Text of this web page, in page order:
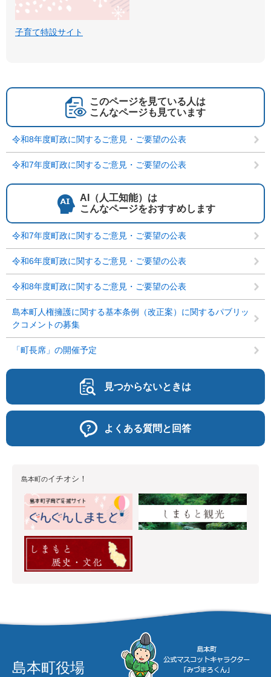
子育て特設サイト
このページを見ている人は
こんなページも見ています
令和8年度町政に関するご意見・ご要望の公表
令和7年度町政に関するご意見・ご要望の公表
AI（人工知能）は
こんなページをおすすめします
令和7年度町政に関するご意見・ご要望の公表
令和6年度町政に関するご意見・ご要望の公表
令和8年度町政に関するご意見・ご要望の公表
島本町人権擁護に関する基本条例（改正案）に関するパブリッ
クコメントの募集
「町長席」の開催予定
見つからないときは
よくある質問と回答
島本町のイチオシ！
島本町役場